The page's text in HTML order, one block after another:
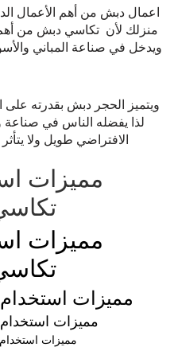
اعمال دبش من أهم الأعمال
منزلك لأن تكاسي دبش من أهم
ويدخل في صناعة المباني
ويتميز الحجر دبش بقدرته
لذا يفضله الناس في صناعة
الافتراضي طويل ولا
مميزات
مميزات
مميزات
مميزات
مميزات